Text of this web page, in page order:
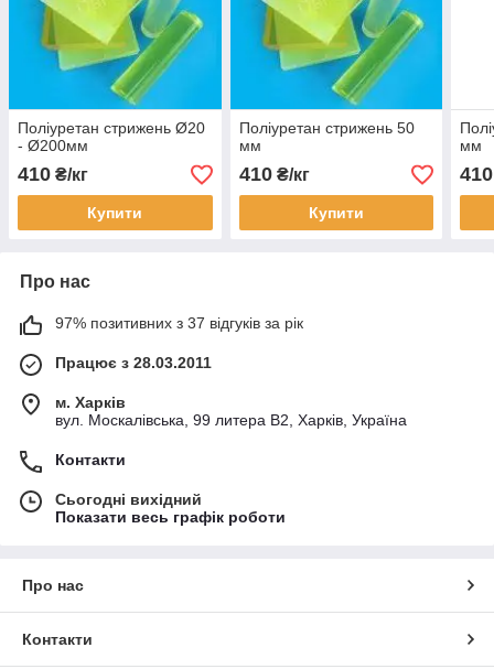
Поліуретан стрижень Ø20
- Ø200мм
410 ₴/кг
Купити
Поліуретан стрижень 50
мм
410₴/кг
Купити
мм
410
Про нас
97% позитивних з 37 відгуків за рік
Працює з 28.03.2011
м. Харків
вул. Москалівська, 99 литера В2, Харків, Україна
Контакти
Сьогодні вихідний
Показати весь графік роботи
Про нас
Контакти